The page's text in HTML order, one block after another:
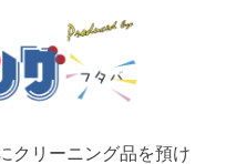
クリーニング品を預け